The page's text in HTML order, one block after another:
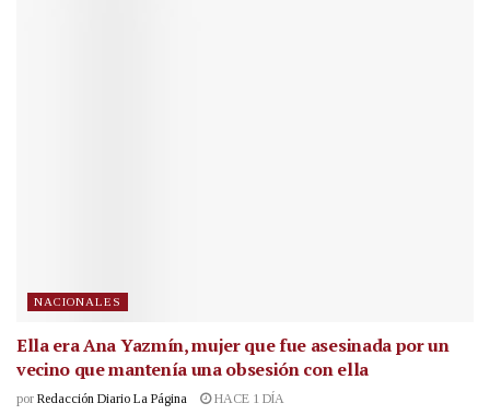
NACIONALES
Ella era Ana Yazmín, mujer que fue asesinada por un
vecino que mantenía una obsesión con ella
por Redacción Diario La Página HACE 1 DÍA